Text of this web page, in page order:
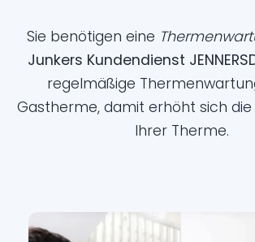
Sie benötigen eine
Junkers Kundendienst
regelmäßige
Gastherme, damit erhöht sich
Ihrer Therme.